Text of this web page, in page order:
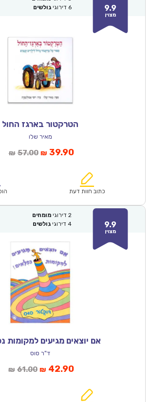
9.9
מצוין
6 דירוגי גולשים
הטרקטור בארגז החול
מאיר שלו
₪ 57.00המחיר
₪57.00.
₪ 39.90המחיר
הוא:
כתוב חוות דעת
9.9
מצוין
2 דירוגי מומחים
4 דירוגי גולשים
אם יוצאים מגיעים למקומות
ד"ר סוס
₪ 61.00המחיר
₪ 42.90המחיר
הוא: